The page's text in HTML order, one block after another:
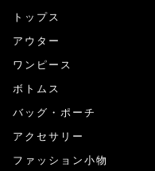
トップス
アウター
ワンピース
ボトムス
バッグ・ポーチ
アクセサリー
ファッション小物